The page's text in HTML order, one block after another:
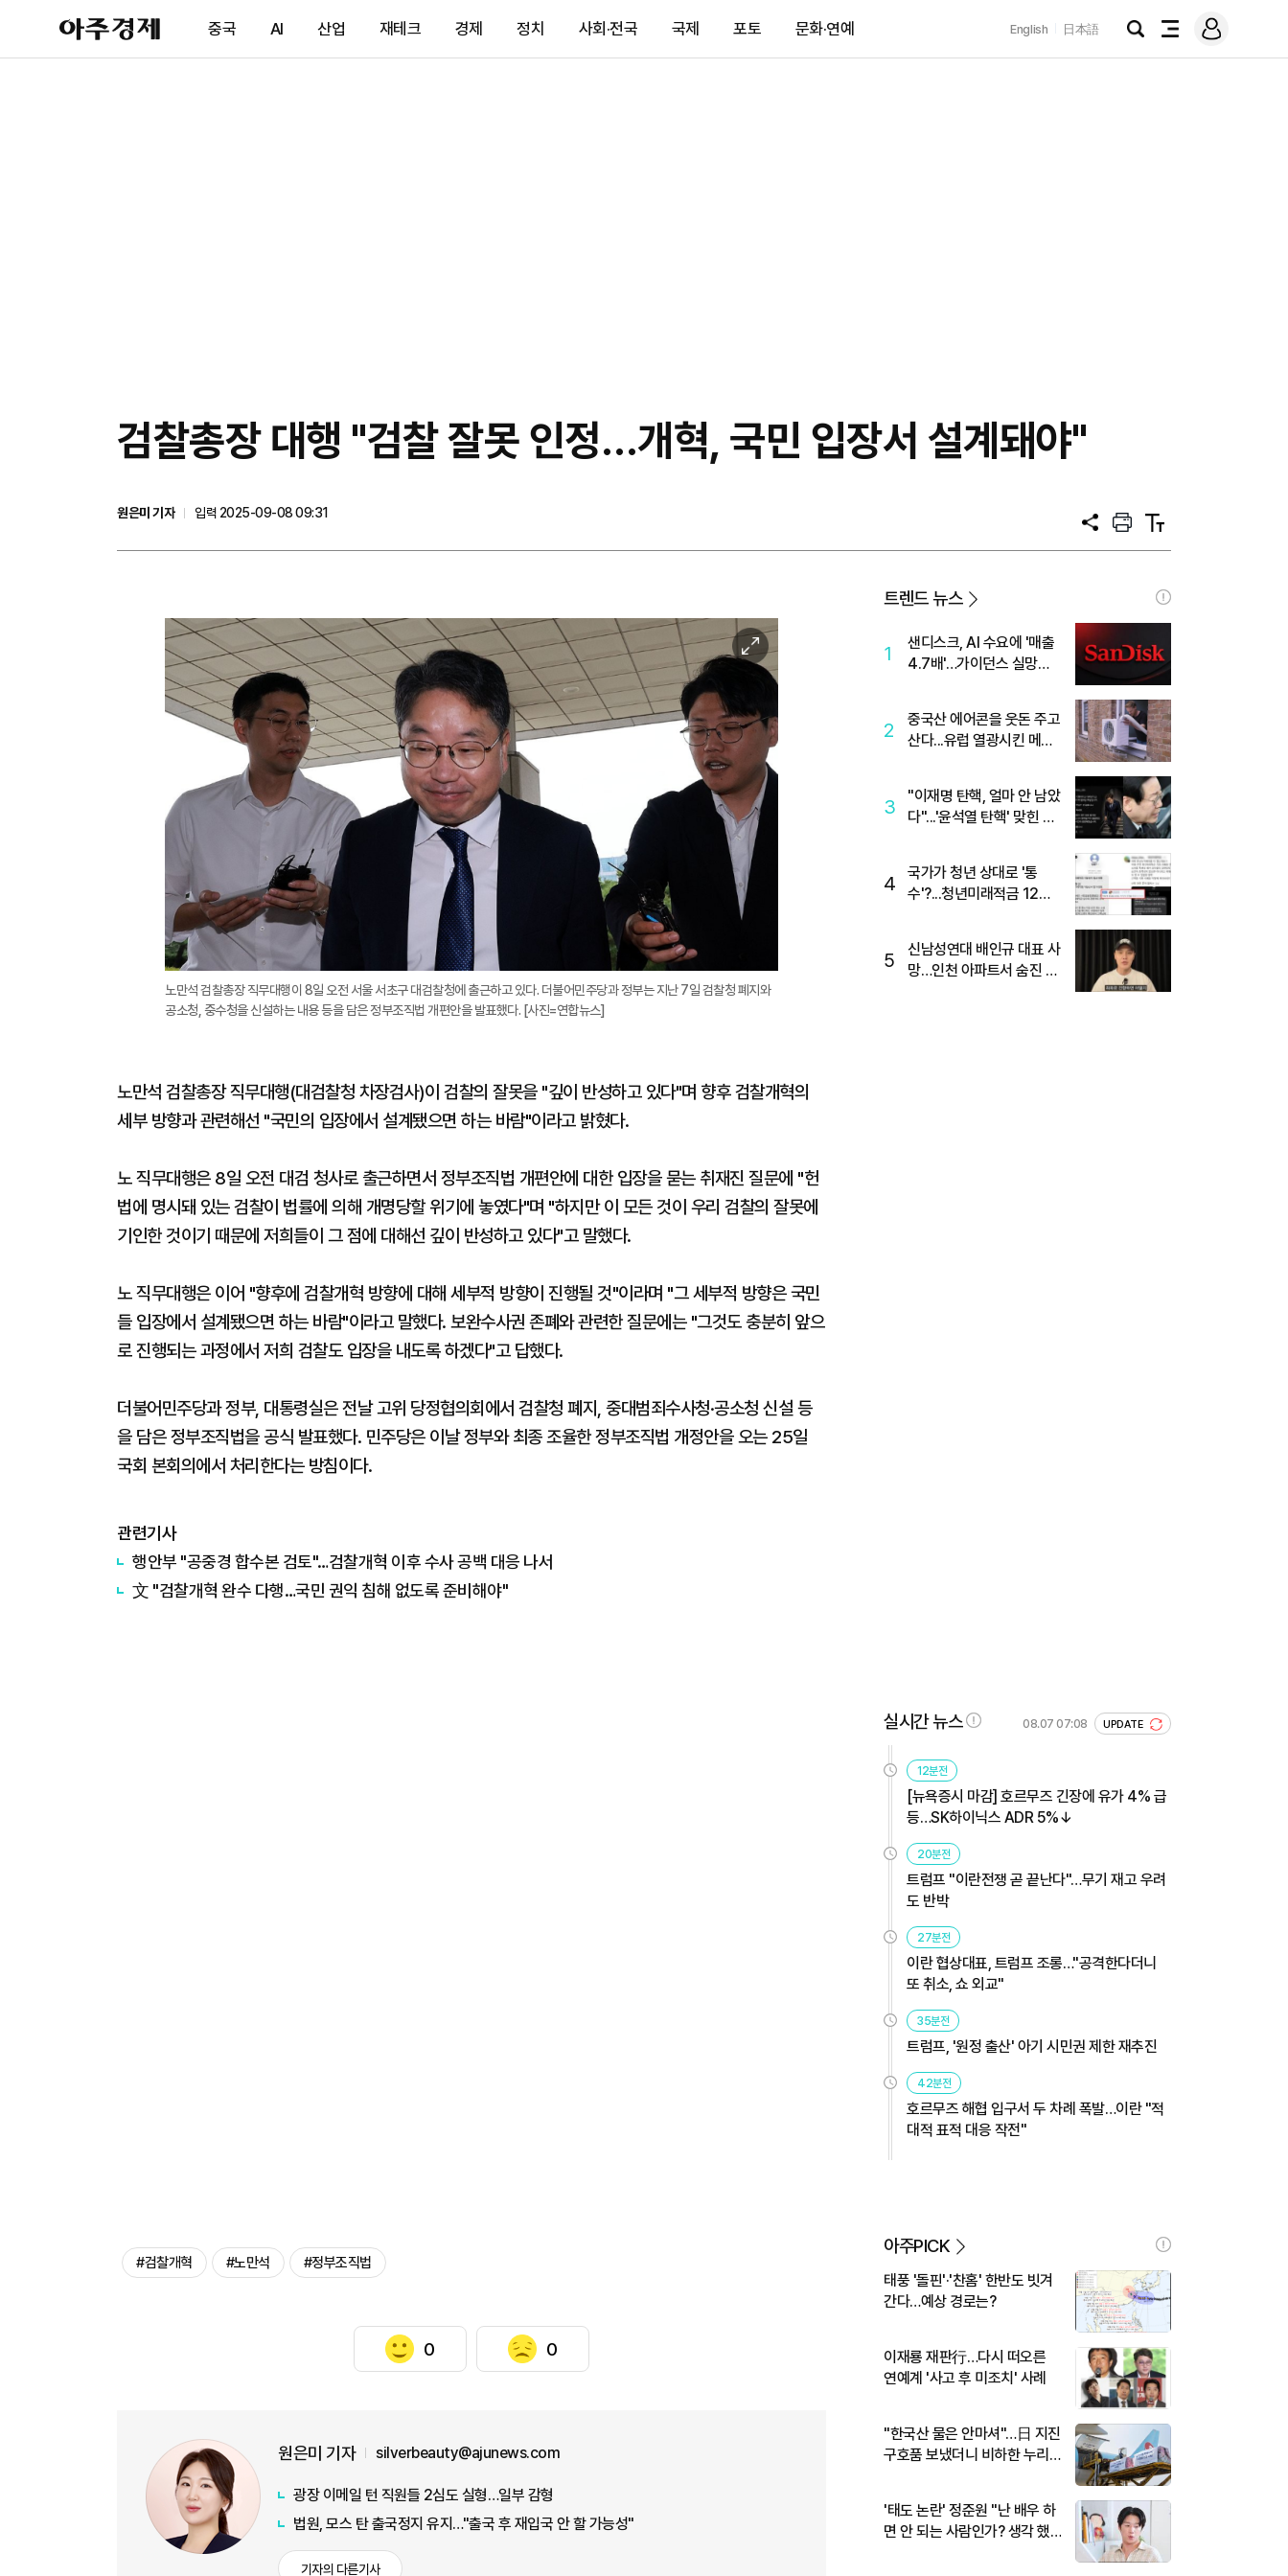
아
주
제
중국 AI 산업 재테크 경제 정치 사회·전국 국제 포토 문화·연예 English 日本語
검
전
메
그
검찰총장 대행 "검찰 잘못 인정…개혁, 국민 입장서 설계돼야"
원은미 기자
입력 2025-09-08 09:31
공
프
트
텍
트
이
확
대
노만석 검찰총장 직무대행이 8일 오전 서울 서초구 대검찰청에 출근하고 있다. 더불어민주당과 정부는 지난 7일 검찰청 폐지와
공소청, 중수청을 신설하는 내용 등을 담은 정부조직법 개편안을 발표했다. [사진=연합뉴스]
노만석 검찰총장 직무대행(대검찰청 차장검사)이 검찰의 잘못을 "깊이 반성하고 있다"며 향후 검찰개혁의
세부 방향과 관련해선 "국민의 입장에서 설계됐으면 하는 바람"이라고 밝혔다.
노 직무대행은 8일 오전 대검 청사로 출근하면서 정부조직법 개편안에 대한 입장을 묻는 취재진 질문에 "헌
법에 명시돼 있는 검찰이 법률에 의해 개명당할 위기에 놓였다"며 "하지만 이 모든 것이 우리 검찰의 잘못에
기인한 것이기 때문에 저희들이 그 점에 대해선 깊이 반성하고 있다"고 말했다.
노 직무대행은 이어 "향후에 검찰개혁 방향에 대해 세부적 방향이 진행될 것"이라며 "그 세부적 방향은 국민
들 입장에서 설계됐으면 하는 바람"이라고 말했다. 보완수사권 존폐와 관련한 질문에는 "그것도 충분히 앞으
로 진행되는 과정에서 저희 검찰도 입장을 내도록 하겠다"고 답했다.
더불어민주당과 정부, 대통령실은 전날 고위 당정협의회에서 검찰청 폐지, 중대범죄수사청·공소청 신설 등
을 담은 정부조직법을 공식 발표했다. 민주당은 이날 정부와 최종 조율한 정부조직법 개정안을 오는 25일
국회 본회의에서 처리한다는 방침이다.
관련기사
행안부 "공중경 합수본 검토"…검찰개혁 이후 수사 공백 대응 나서
文 "검찰개혁 완수 다행…국민 권익 침해 없도록 준비해야"
#검찰개혁 #노만석 #정부조직법
0 0
원은미 기자 silverbeauty@ajunews.com
광장 이메일 턴 직원들 2심도 실형…일부 감형
법원, 모스 탄 출국정지 유지…"출국 후 재입국 안 할 가능성"
기자의 다른기사
트렌드 뉴스
1
샌디스크, AI 수요에 '매출
4.7배'…가이던스 실망에
2
중국산 에어콘을 웃돈 주고
산다...유럽 열광시킨 메이
3
"이재명 탄핵, 얼마 안 남았
다"...'윤석열 탄핵' 맞힌 무
4
국가가 청년 상대로 '통
수'?...청년미래적금 12%
5
신남성연대 배인규 대표 사
망…인천 아파트서 숨진 채
실시간 뉴스 08.07 07:08 UPDATE
12분전
[뉴욕증시 마감] 호르무즈 긴장에 유가 4% 급
등…SK하이닉스 ADR 5%↓
20분전
트럼프 "이란전쟁 곧 끝난다"…무기 재고 우려
도 반박
27분전
이란 협상대표, 트럼프 조롱…"공격한다더니
또 취소, 쇼 외교"
35분전
트럼프, '원정 출산' 아기 시민권 제한 재추진
42분전
호르무즈 해협 입구서 두 차례 폭발…이란 "적
대적 표적 대응 작전"
아주PICK
태풍 '돌핀'·'찬홈' 한반도 빗겨
간다…예상 경로는?
이재룡 재판行…다시 떠오른
연예계 '사고 후 미조치' 사례
"한국산 물은 안마셔"…日 지진
구호품 보냈더니 비하한 누리
'태도 논란' 정준원 "난 배우 하
면 안 되는 사람인가? 생각 했